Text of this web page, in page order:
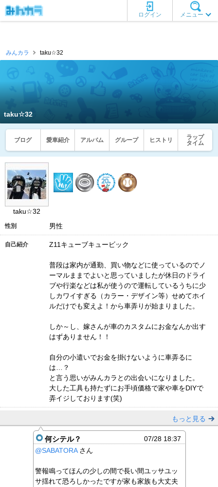
メニュー
ログイン
みんカラ taku☆32
taku☆32
ブログ 愛車紹介 アルバム グループ ヒストリ
ラップ
タイム
taku☆32
性別 男性
自己紹介 Z11キューブキュービック
普段は家内が通勤、買い物などに使っているのでノ
ーマルままでよいと思っていましたが休日のドライ
ブや行楽などは私が使うので運転しているうちに少
しカワイすぎる（カラー・デザイン等）せめてホイ
ルだけでも変えよ！から車弄りが始まりました。
しか～し、嫁さんが車のカスタムにお金なんか出す
はずありません！！
自分の小遣いでお金を掛けないように車弄るに
は…？
と言う思いがみんカラとの出会いになりました。
大した工具も持たずにお手頃価格で家や車をDIYで
弄イジしております(笑)
もっと見る
何シテル？
07/28 18:37
@SABATORAさん
警報鳴ってほんの少しの間で長い間ユッサユッ
サ揺れて恐ろしかったですが家も家族も大丈夫